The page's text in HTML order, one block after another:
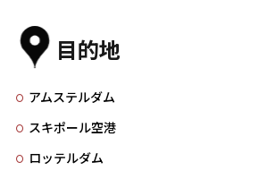
目的地
アムステルダム
スキポール空港
ロッテルダム